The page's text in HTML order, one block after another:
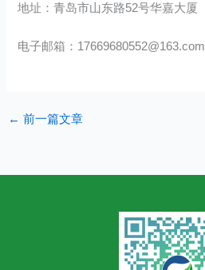
地址：青岛市山东路52号华嘉大厦
电子邮箱：17669680552@163.com
← 前一篇文章